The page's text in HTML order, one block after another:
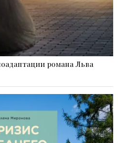
романа Льва